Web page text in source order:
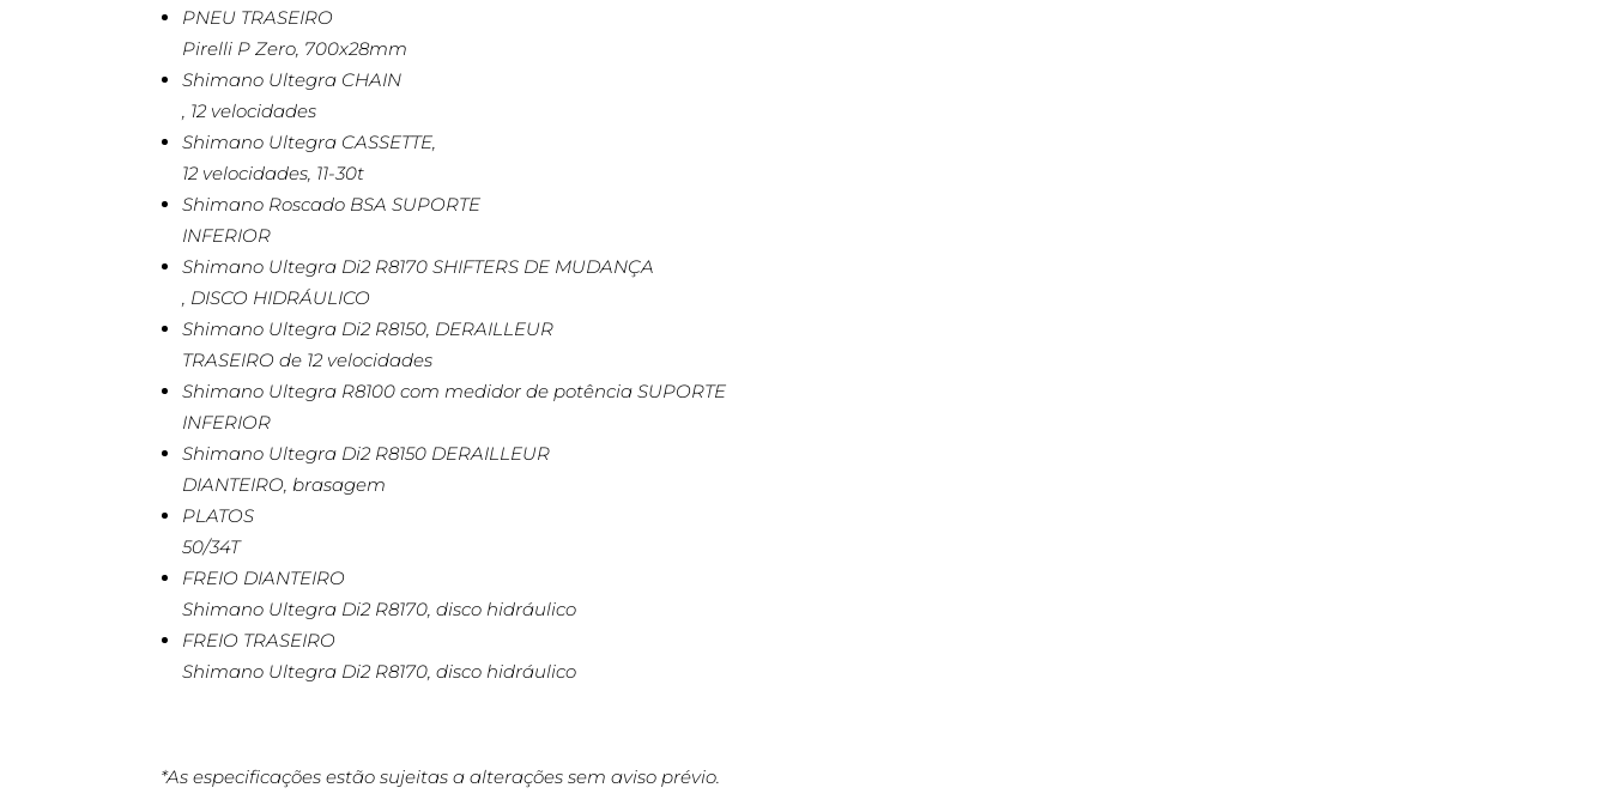
PNEU TRASEIRO
Pirelli P Zero, 700x28mm
Shimano Ultegra CHAIN
, 12 velocidades
Shimano Ultegra CASSETTE,
12 velocidades, 11-30t
Shimano Roscado BSA SUPORTE
INFERIOR
Shimano Ultegra Di2 R8170 SHIFTERS DE MUDANÇA
, DISCO HIDRÁULICO
Shimano Ultegra Di2 R8150, DERAILLEUR
TRASEIRO de 12 velocidades
Shimano Ultegra R8100 com medidor de potência SUPORTE
INFERIOR
Shimano Ultegra Di2 R8150 DERAILLEUR
DIANTEIRO, brasagem
PLATOS
50/34T
FREIO DIANTEIRO
Shimano Ultegra Di2 R8170, disco hidráulico
FREIO TRASEIRO
Shimano Ultegra Di2 R8170, disco hidráulico
*As especificações estão sujeitas a alterações sem aviso prévio.